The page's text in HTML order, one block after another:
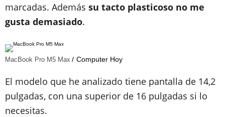
marcadas. Además su tacto plasticoso no me
gusta demasiado.
MacBook Pro M5 Max Computer Hoy
El modelo que he analizado tiene pantalla de 14,2
pulgadas, con una superior de 16 pulgadas si lo
necesitas.